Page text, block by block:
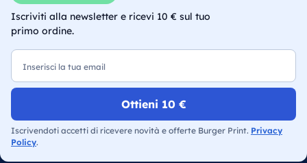
Iscriviti alla newsletter e ricevi 10 € sul tuo
primo ordine.
Ottieni 10 €
Iscrivendoti accetti di ricevere novità e offerte Burger Print. Privacy
Policy.